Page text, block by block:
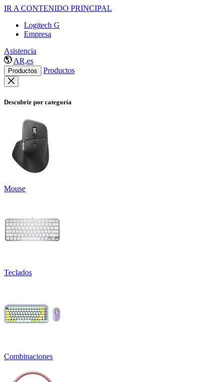
IR A CONTENIDO PRINCIPAL
Logitech G
Empresa
Asistencia
AR,es
Productos Productos
Descubrir por categoría
Mouse
Teclados
Combinaciones